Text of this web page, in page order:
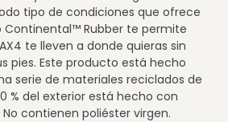
tipo de condiciones que ofrece
Continental™ Rubber te permite
te lleven a donde quieras sin
pies. Este producto está hecho
serie de materiales reciclados de
% del exterior está hecho con
contienen poliéster virgen.